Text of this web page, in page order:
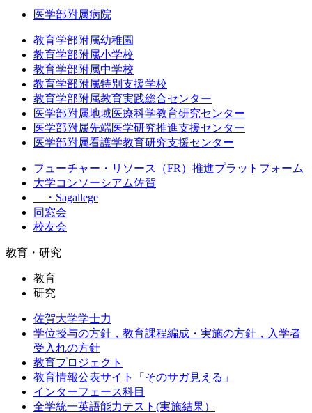
医学部附属病院
教育学部附属幼稚園
教育学部附属小学校
教育学部附属中学校
教育学部附属特別支援学校
教育学部附属教育実践総合センター
医学部附属地域医療科学教育研究センター
医学部附属先端医学研究推進支援センター
医学部附属看護学教育研究支援センター
フューチャー・リソース（FR）推進プラットフォーム
大学コンソーシアム佐賀
・Sagallege
同窓会
校友会
教育・研究
教育
研究
佐賀大学学士力
学位授与の方針，教育課程編成・実施の方針，入学者
受入れの方針
教育プロジェクト
教育情報公表サイト「そのサガ見える」
インターフェース科目
全学統一英語能力テスト(実施結果）